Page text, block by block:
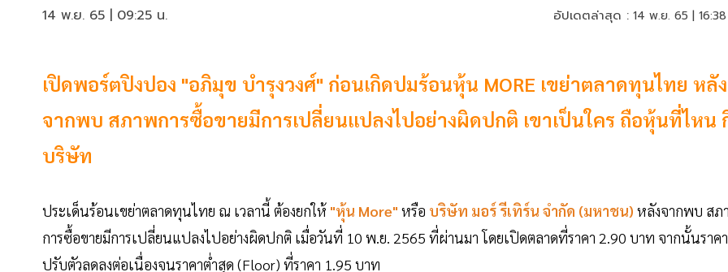
14 พ.ย. 65 | 09:25 น. อัปเดตล่าสุด : 14 พ.ย. 65 |
เปิดพอร์ตปิงปอง "อภิมุข บำรุงวงศ์" ก่อนเกิดปมร้อนหุ้น MORE เขย่าตลาดทุนไทย หลัง
จากพบ สภาพการซื้อขายมีการเปลี่ยนแปลงไปอย่างผิดปกติ เขาเป็นใคร ถือหุ้นที่ไหน
บริษัท
ประเด็นร้อนเขย่าตลาดทุนไทย ณ เวลานี้ ต้องยกให้ "หุ้น More" หรือ บริษัท มอร์ รีเทิร์น จำกัด (มหาชน) หลังจากพบ สภ
การซื้อขายมีการเปลี่ยนแปลงไปอย่างผิดปกติ เมื่อวันที่ 10 พ.ย. 2565 ที่ผ่านมา โดยเปิดตลาดที่ราคา 2.90 บาท จากนั้นราคา
ปรับตัวลดลงต่อเนื่องจนราคาต่ำสุด (Floor) ที่ราคา 1.95 บาท